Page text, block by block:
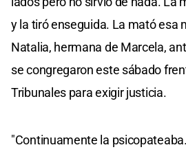
y la tiró enseguida. La mató esa
Natalia, hermana de Marcela,
se congregaron este sábado
Tribunales para exigir justicia.
"Continuamente la